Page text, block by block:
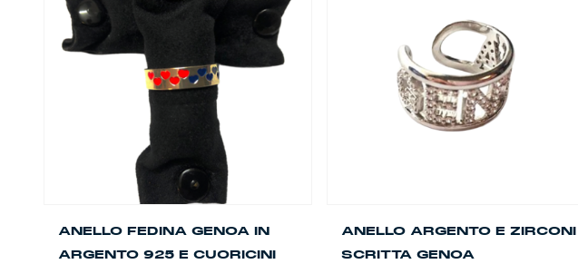
ANELLO FEDINA GENOA IN
ARGENTO 925 E CUORICINI
ANELLO ARGENTO E ZIRCONI
SCRITTA GENOA